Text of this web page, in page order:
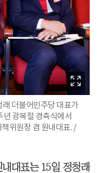
더불어민주당 대표가
광복절 경축식에서
위원장 겸 원내대표. /
대표는 15일 정청래